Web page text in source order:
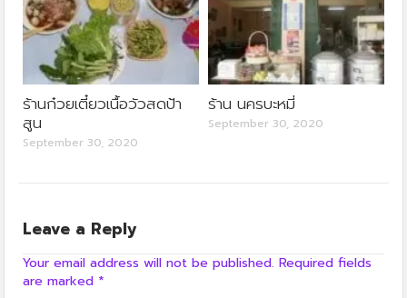
ร้านก๋วยเตี๋ยวเนื้อวัวสดป้า
สูน
September 30, 2020
ร้าน นครบะหมี่
September 30, 2020
Leave a Reply
Your email address will not be published. Required fields
are marked *